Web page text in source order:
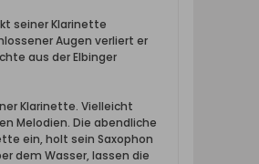
seiner Klarinette
Augen verliert er
aus der Elbinger
Klarinette. Vielleicht
Melodien. Die abendliche
ein, holt sein Saxophon
dem Wasser, lassen die